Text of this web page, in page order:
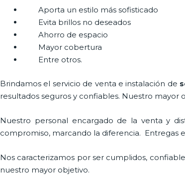
Aporta un estilo más sofisticado
Evita brillos no deseados
Ahorro de espacio
Mayor cobertura
Entre otros.
Brindamos el servicio de venta e instalación de
resultados seguros y confiables. Nuestro
Nuestro personal encargado de la venta y
compromiso, marcando la diferencia. Entregas
Nos caracterizamos por ser cumplidos,
nuestro mayor objetivo.